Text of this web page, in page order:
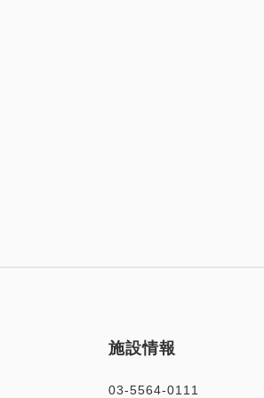
施設情報
03-5564-0111